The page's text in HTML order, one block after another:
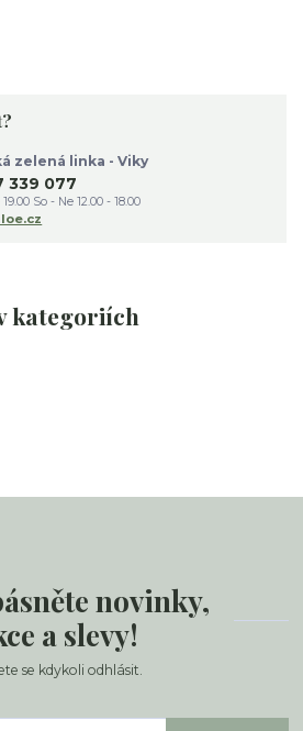
kategoriích
zelená linka - Viky
339 077
19.00 So - Ne 12.00 - 18.00
novinky,
a slevy!
se kdykoli odhlásit.